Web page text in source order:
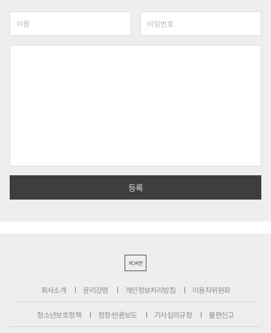
PC버전
회사소개 윤리강령 개인정보처리방침 이용자위원회
청소년보호정책 정정·반론보도 기사심의규정 불편신고